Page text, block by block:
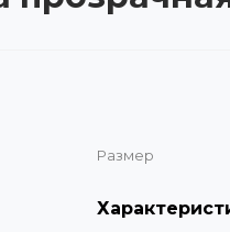
Размер